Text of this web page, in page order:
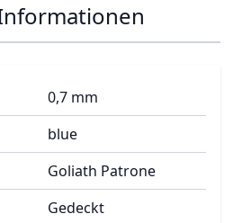
0,7 mm
blue
Goliath Patrone
Gedeckt